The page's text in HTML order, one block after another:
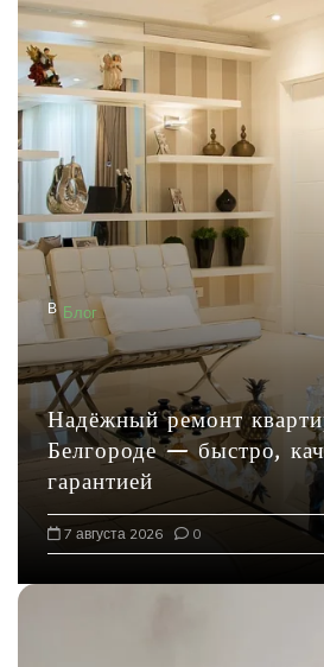
а
ц
и
я
п
о
з
а
и
м
В Блог
Надёжный ремонт
Белгороде — быстро,
гарантией
7 августа 2026 0